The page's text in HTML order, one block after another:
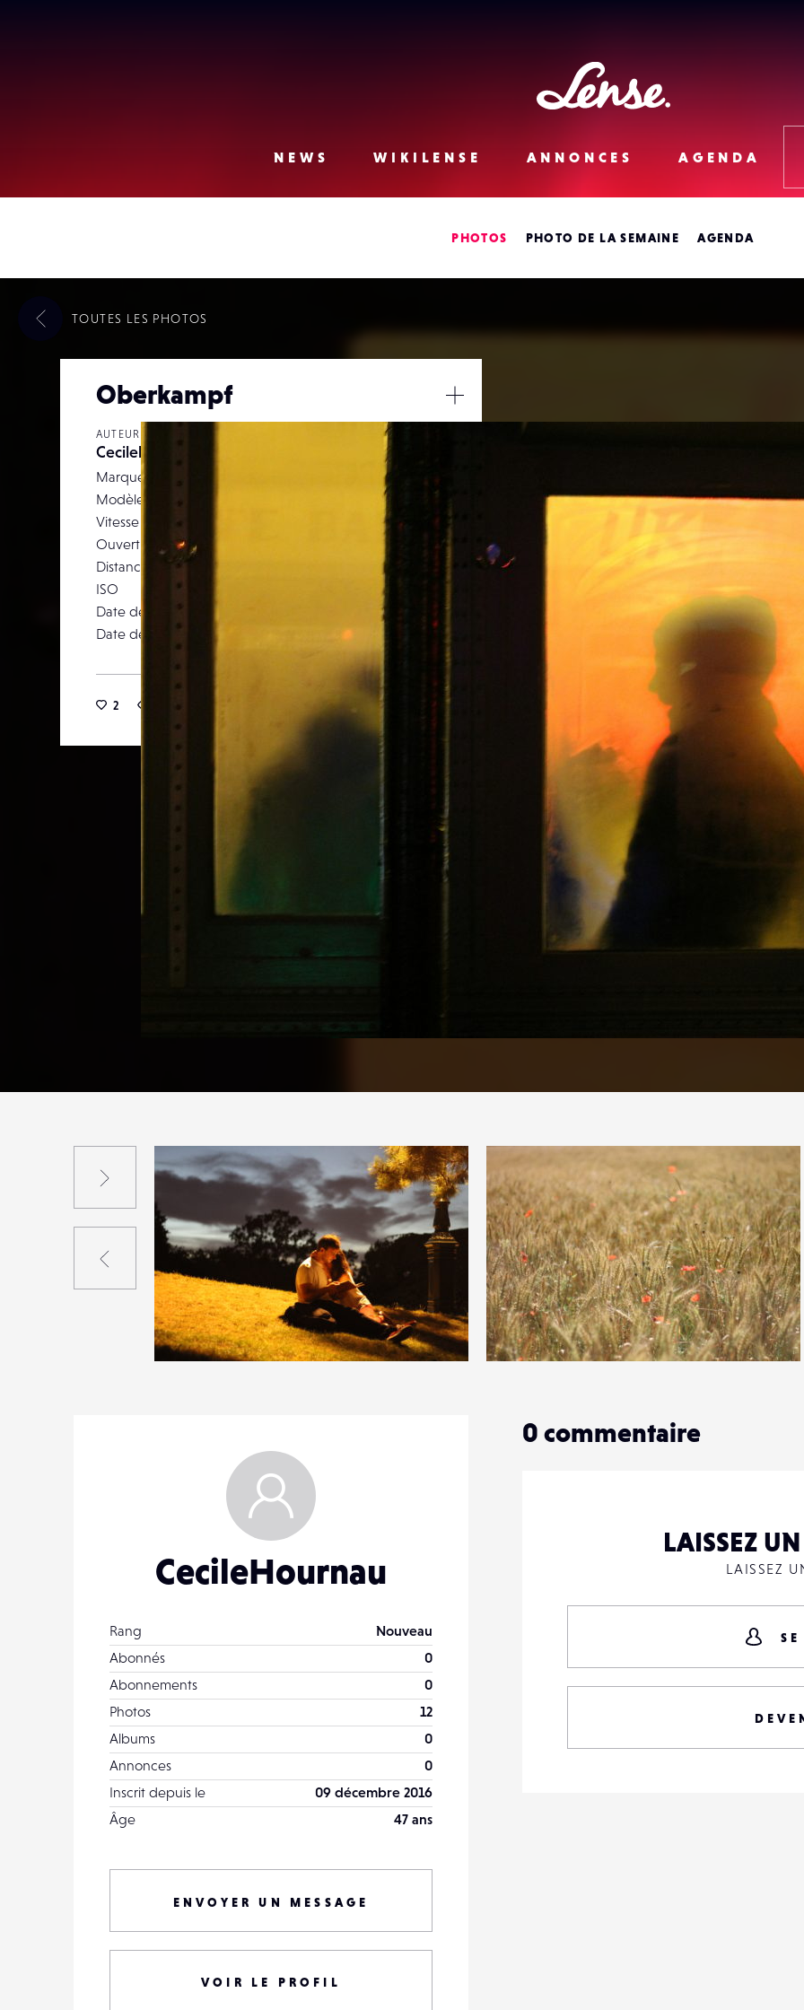
Lense
NEWS
WIKILENSE ANNONCES AGENDA
PHOTOS PHOTO DE LA SEMAINE AGENDA
Oberkampf
AUTEUR
Cecilehournau
Marque
Canon
Modèle
Canon EOS 7D
Vitesse d’obturation
1/8
Ouverture
f/4
Distance focale
ISO
Date de prise de vue
07 décembre 2016
Date de publication
10 février 2017
2
/
TOUTES LES PHOTOS
0
18
1
19
Précédent
CecileHournau
Rang
Nouveau
Abonnés
0
Abonnements
0
Photos
12
Albums
0
Annonces
0
Inscrit depuis le
09 décembre 2016
Âge
47 ans
ENVOYER UN MESSAGE
VOIR LE PROFIL
0 commentaire
LAISSEZ
LAISSEZ